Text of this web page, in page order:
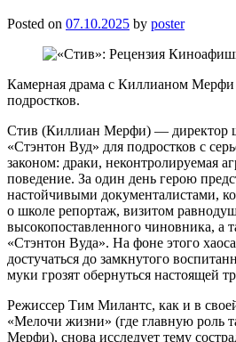
Posted on 07.10.2025 by poster
Камерная драма с Киллианом
подростков.
Стив (Киллиан Мерфи) — директор
«Стэнтон Вуд» для подростков с
законом: драки, неконтролируемая
поведение. За один день герою
настойчивыми документалистами,
о школе репортаж, визитом
высокопоставленного чиновника, а
«Стэнтон Вуда». На фоне этого
достучаться до замкнутого
муки грозят обернуться настоящей
Режиссер Тим Милантс, как и в
«Мелочи жизни» (где главную роль
Мерфи), снова исследует тему